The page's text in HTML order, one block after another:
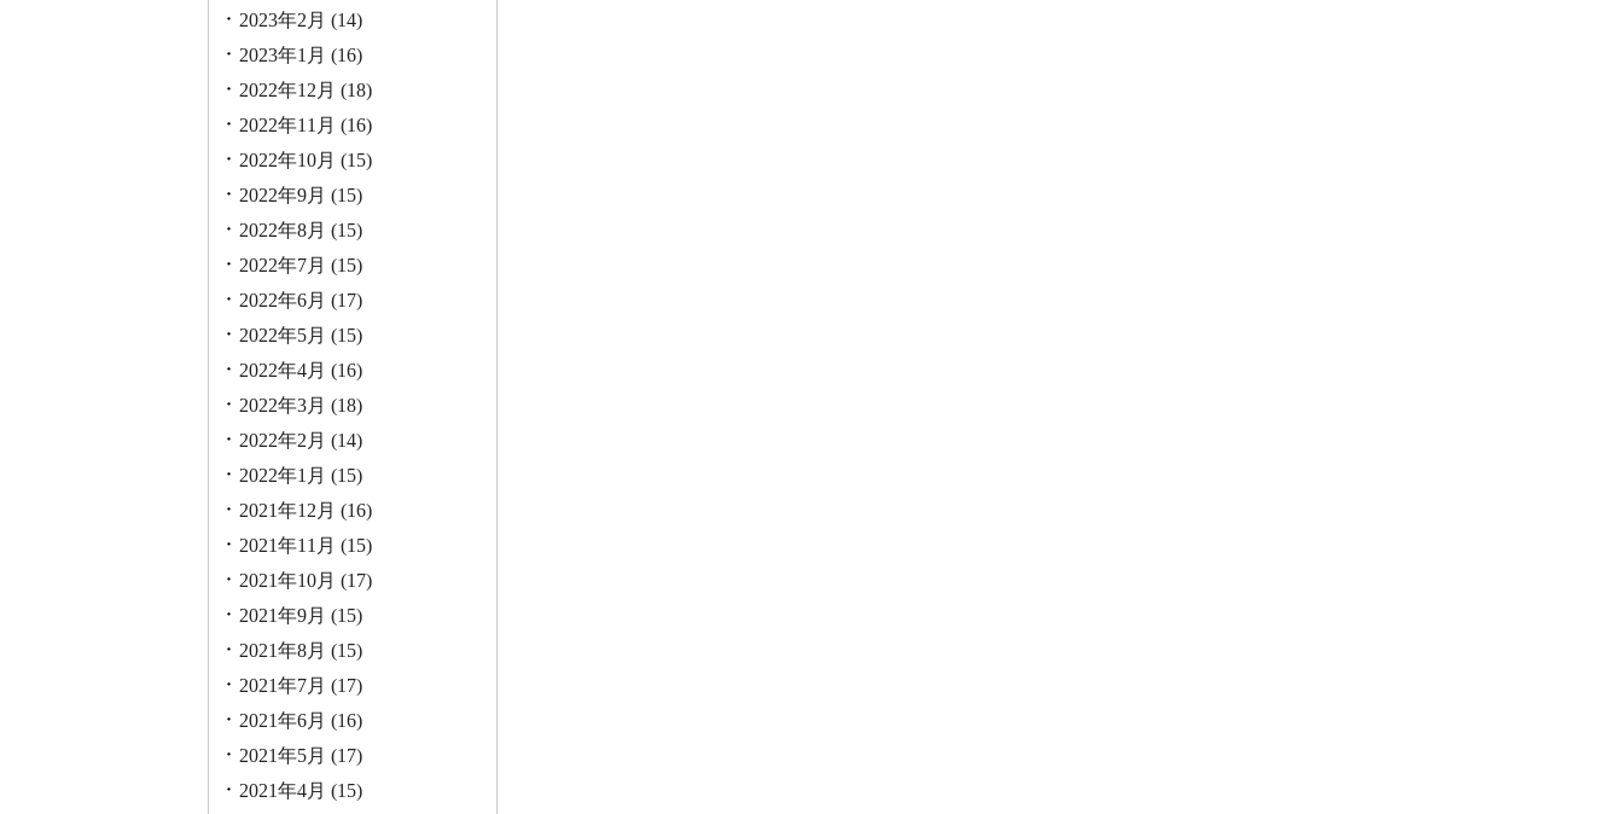
2023年2月 (14)
2023年1月 (16)
2022年12月 (18)
2022年11月 (16)
2022年10月 (15)
2022年9月 (15)
2022年8月 (15)
2022年7月 (15)
2022年6月 (17)
2022年5月 (15)
2022年4月 (16)
2022年3月 (18)
2022年2月 (14)
2022年1月 (15)
2021年12月 (16)
2021年11月 (15)
2021年10月 (17)
2021年9月 (15)
2021年8月 (15)
2021年7月 (17)
2021年6月 (16)
2021年5月 (17)
2021年4月 (15)